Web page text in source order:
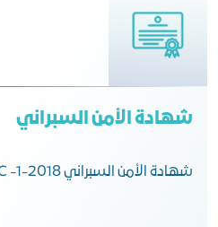
شهادة الأمن السبراني
شهادة الأمن السبراني NCA ECC -1-2018